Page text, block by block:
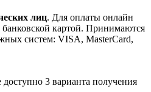
лиц. Для оплаты онлайн
картой. Принимаются
систем: VISA, MasterCard,
3 варианта получения